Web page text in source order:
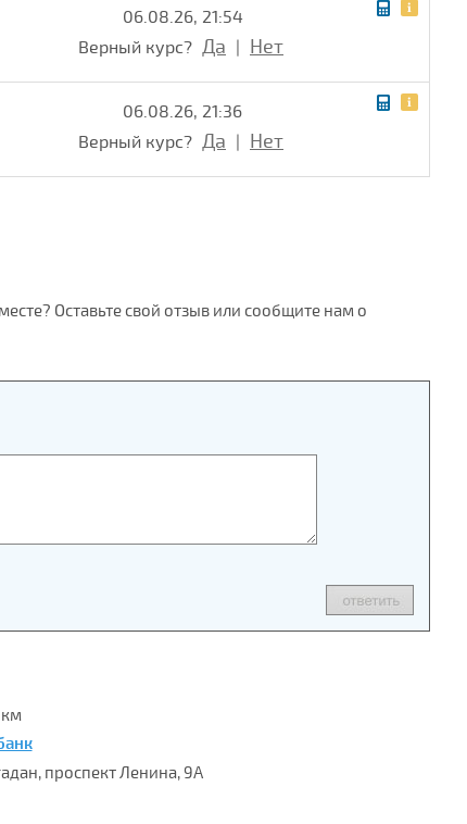
06.08.26, 21:54
Верный курс? Да Нет
06.08.26, 21:36
Верный курс? Да Нет
Оставьте свой отзыв или сообщите нам о
км
проспект Ленина, 9А